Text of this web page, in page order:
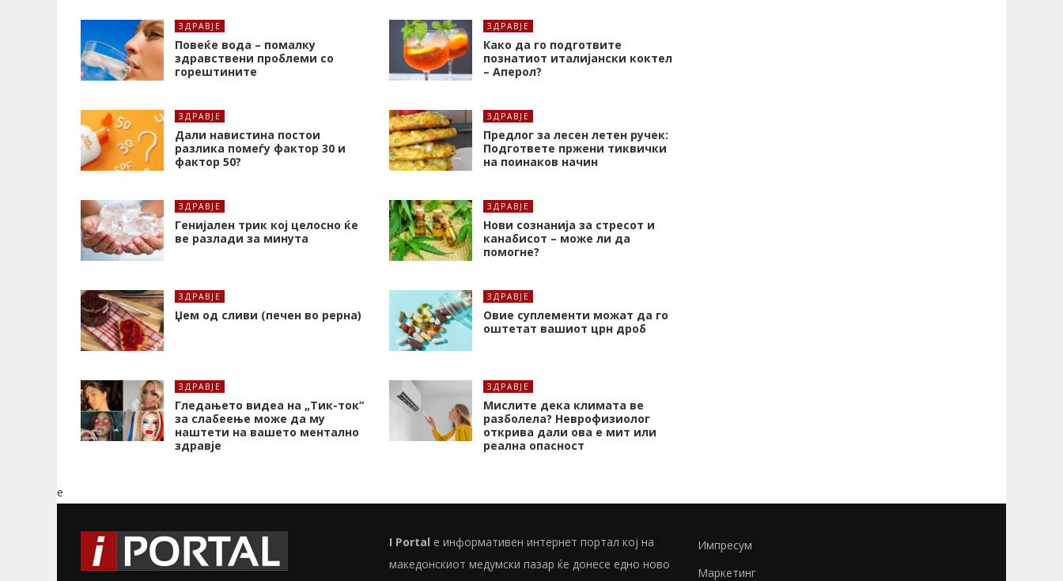
ЗДРАВЈЕ
Повеќе вода – помалку
здравствени проблеми со
горештините
ЗДРАВЈЕ
Како да го подготвите
познатиот италијански коктел
– Аперол?
ЗДРАВЈЕ
Дали навистина постои
разлика помеѓу фактор 30 и
фактор 50?
ЗДРАВЈЕ
Предлог за лесен летен ручек:
Подгответе пржени тиквички
на поинаков начин
ЗДРАВЈЕ
Генијален трик кој целосно ќе
ве разлади за минута
ЗДРАВЈЕ
Нови сознанија за стресот и
канабисот – може ли да
помогне?
ЗДРАВЈЕ
Џем од сливи (печен во рерна)
ЗДРАВЈЕ
Oвие суплементи можат да го
оштетат вашиот црн дроб
ЗДРАВЈЕ
Гледањето видеа на „Тик-ток“
за слабеење може да му
наштети на вашето ментално
здравје
ЗДРАВЈЕ
Мислите дека климата ве
разболела? Неврофизиолог
открива дали ова е мит или
реална опасност
e
I Portal е информативен интернет портал кој на
македонскиот медумски пазар ќе донесе едно ново
Импресум
Маркетинг